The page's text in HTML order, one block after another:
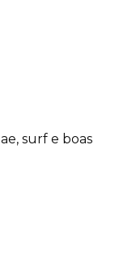
surf e boas